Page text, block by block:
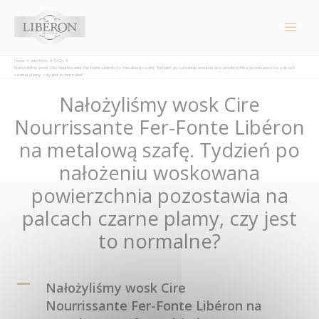
Home questions
FAQs
Nałożyliśmy wosk Cire Nourrissante Fer-Fonte Libéron na metalową szafę. Tydzień po nałożeniu woskowana powierzchnia pozostawia na palcach
czarne plamy, czy jest to normalne?
Nałożyliśmy wosk Cire
Nourrissante Fer-Fonte Libéron
na metalową szafę. Tydzień po
nałożeniu woskowana
powierzchnia pozostawia na
palcach czarne plamy, czy jest
to normalne?
A
Nałożyliśmy wosk Cire
Nourrissante Fer-Fonte Libéron na